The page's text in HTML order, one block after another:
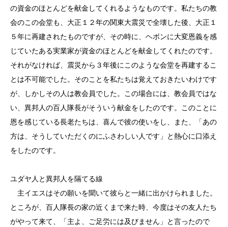
の資金のほとんどを献金してくれるようなものです。私たちの教
会のこの会堂も、大正１２年の関東大震災で全壊した後、大正１
５年に再建されたものですが、その時に、ヘボンに大変恩義を感
じていたある実業家が資金のほとんどを献金してくれたのです。
それがなければ、震災から３年後にこのような会堂を再建するこ
とは不可能でした。そのことを私たちは覚えておきたいわけです
が、しかしその人は教会員でした。この場合には、教会員ではな
い、異邦人の百人隊長がそういう献金をしたのです。このことに
恩を感じている長老たちは、喜んで彼の使いをし、また、「あの
方は、そうしていただくのにふさわしい人です」と熱心に口添え
をしたのです。
ユダヤ人と異邦人を隔てる線
主イエスはその願いを聞いて彼らと一緒に出かけられました。
ところが、百人隊長の家の近くまで来た時、今度はその友人たち
がやって来て、「主よ、ご足労には及びません」と言ったので